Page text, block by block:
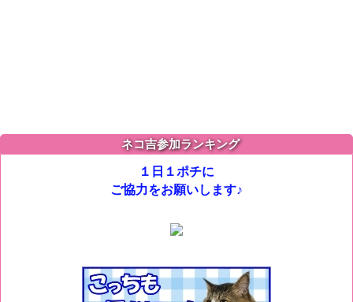
ネコ吉参加ランキング
１日１ポチに
ご協力をお願いします♪